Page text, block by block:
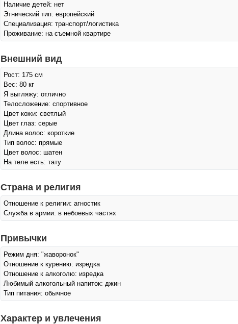
Наличие детей: нет
Этнический тип: европейский
Специализация: транспорт/логистика
Проживание: на съемной квартире
Внешний вид
Рост: 175 см
Вес: 80 кг
Я выгляжу: отлично
Телосложение: спортивное
Цвет кожи: светлый
Цвет глаз: серые
Длина волос: короткие
Тип волос: прямые
Цвет волос: шатен
На теле есть: тату
Страна и религия
Отношение к религии: агностик
Служба в армии: в небоевых частях
Привычки
Режим дня: "жаворонок"
Отношение к курению: изредка
Отношение к алкоголю: изредка
Любимый алкогольный напиток: джин
Тип питания: обычное
Характер и увлечения